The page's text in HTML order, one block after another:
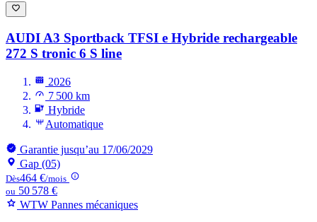
AUDI A3 Sportback TFSI e Hybride rechargeable
272 S tronic 6 S line
2026
7 500 km
Hybride
Automatique
Garantie jusqu’au 17/06/2029
Gap (05)
Dès464 €/mois
ou 50 578 €
WTW Pannes mécaniques